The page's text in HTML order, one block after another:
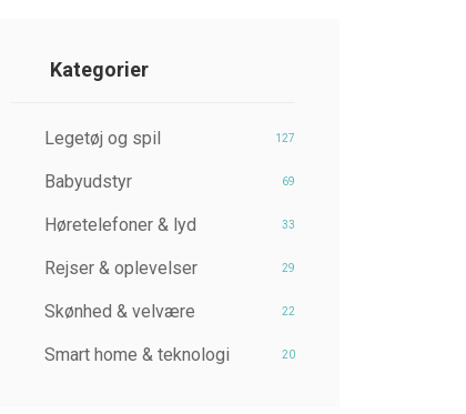
Kategorier
Legetøj og spil 127
Babyudstyr 69
Høretelefoner & lyd 33
Rejser & oplevelser 29
Skønhed & velvære 22
Smart home & teknologi 20